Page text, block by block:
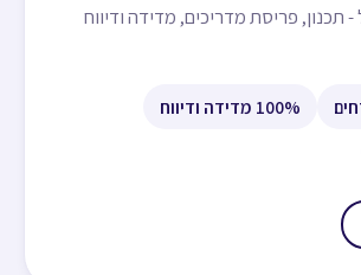
תכנון, פריסת מדריכים, מדידה ודיווח
100% מדידה ודיווח